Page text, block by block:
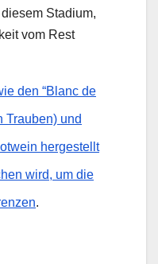
Stadium,
vom Rest
den “Blanc de
Trauben) und
hergestellt
wird, um die
.